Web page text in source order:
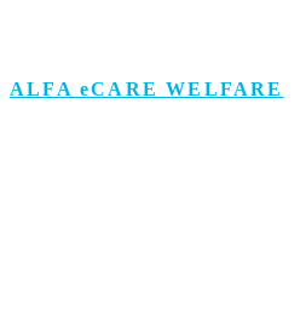
ALFA eCARE WELFARE